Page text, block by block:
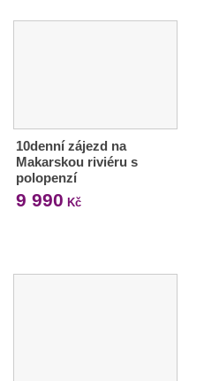
10denní zájezd na
Makarskou riviéru s
polopenzí
9 990 Kč